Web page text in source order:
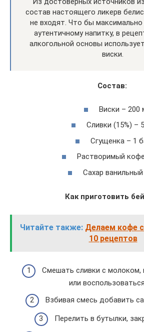
состав настоящего ликерв
не входят. Что бы максимально
аутентичному напитку, в
алкогольной основы
виски.
Состав:
Виски – 200
Сливки (15%) –
Сгущенка – 1
Растворимый
Сахар ванильный
Как приготовить
Читайте также: Делаем кофе
10 рецептов
Смешать сливки с молоком,
или
Взбивая смесь добавить
Перелить в бутылки,